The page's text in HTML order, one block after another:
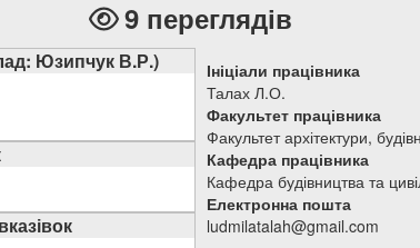
9 переглядів
Юзипчук В.Р.)
Ініціали працівника
Талах Л.О.
Факультет працівника
Факультет архітектури,
Кафедра працівника
Кафедра будівництва та
Електронна пошта
ludmilatalah@gmail.com